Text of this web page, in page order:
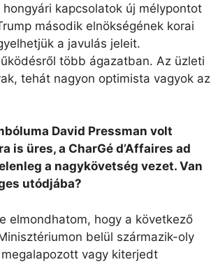
kapcsolatok új mélypontot
második elnökségének korai
a javulás jeleit.
több ágazatban. Az üzleti
tehát nagyon optimista vagyok az
David Pressman volt
is üres, a CharGé d’Affaires ad
a nagykövetség vezet. Van
utódjába?
elmondhatom, hogy a következő
belül származik-oly
vagy kiterjedt